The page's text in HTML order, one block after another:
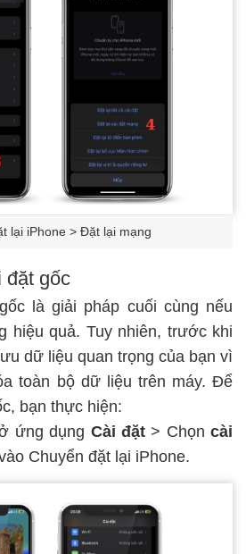
lại iPhone > Đặt lại mạng
đặt gốc
là giải pháp cuối cùng nếu
hiệu quả. Tuy nhiên, trước khi
dữ liệu quan trọng của bạn vì
toàn bộ dữ liệu trên máy. Để
bạn thực hiện:
ứng dụng Cài đặt> Chọncài
Chuyển đặt lại iPhone.